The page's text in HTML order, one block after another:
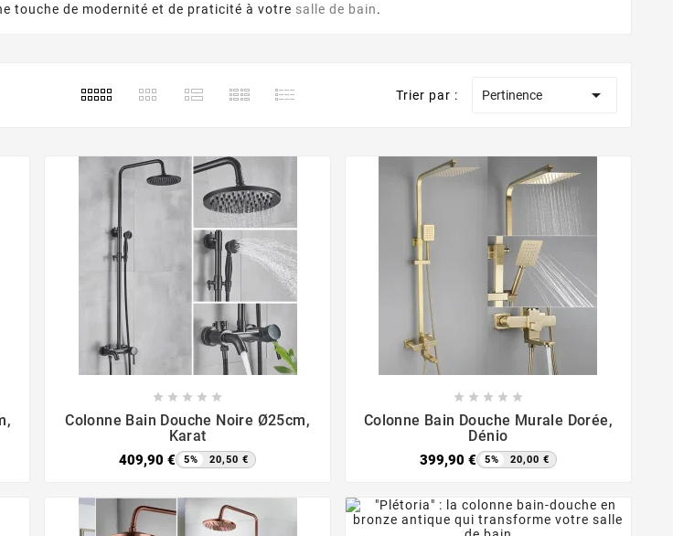
matériaux, plantes
essentielles pour créer une
touche de modernité et de praticité à votre salle de bain.
Trier par : Pertinence 
    
Colonne Bain Douche Noire Ø25cm,
Karat
409,90 € 5% 20,50 €
    
Colonne Bain Douche Murale Dorée,
Dénio
399,90 € 5% 20,00 €